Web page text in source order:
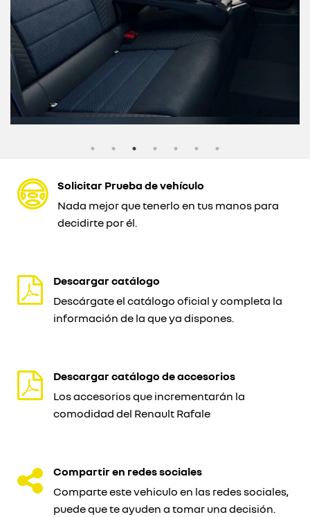
Solicitar Prueba de vehículo
Nada mejor que tenerlo en tus manos para
decidirte por él.
Descargar catálogo
Descárgate el catálogo oficial y completa la
información de la que ya dispones.
Descargar catálogo de accesorios
Los accesorios que incrementarán la
comodidad del Renault Rafale
Compartir en redes sociales
Comparte este vehiculo en las redes sociales,
puede que te ayuden a tomar una decisión.